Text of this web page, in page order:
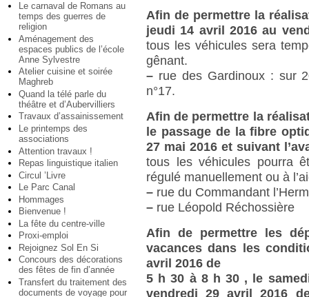
Le carnaval de Romans au
temps des guerres de
religion
Aménagement des
espaces publics de l’école
Anne Sylvestre
Atelier cuisine et soirée
Maghreb
Quand la télé parle du
théâtre et d’Aubervilliers
Travaux d’assainissement
Le printemps des
associations
Attention travaux !
Repas linguistique italien
Circul ’Livre
Le Parc Canal
Hommages
Bienvenue !
La fête du centre-ville
Proxi-emploi
Rejoignez Sol En Si
Concours des décorations
des fêtes de fin d’année
Transfert du traitement des
documents de voyage pour
Afin de permettre la
jeudi 14 avril 2016 au
tous les véhicules sera
gênant.
– rue des Gardinoux : sur
n°17.
Afin de permettre la
le passage de la fibre
27 mai 2016 et suivant
tous les véhicules pourra
régulé manuellement ou à
– rue du Commandant
– rue Léopold Réchossière
Afin de permettre les
vacances dans les
avril 2016 de
5 h 30 à 8 h 30 , le
vendredi 29 avril 2016